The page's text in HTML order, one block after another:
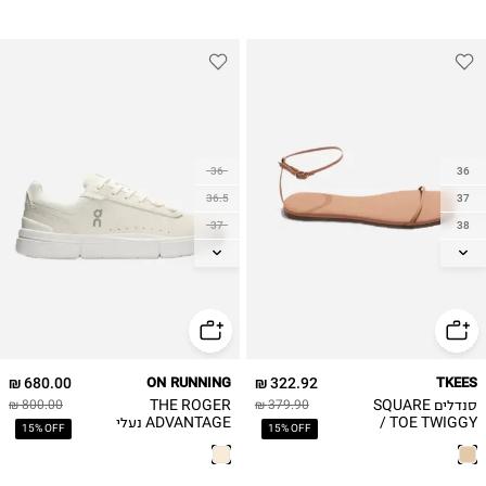
36
37
38
39
42
322.92 ₪
379.90 ₪
15% OFF
TKEES
סנדלים SQUARE
TOE TWIGGY /
36
36.5
37
37.5
39
40.5
41
680.00 ₪
800.00 ₪
15% OFF
ON RUNNING
THE ROGER
ADVANTAGE נעלי